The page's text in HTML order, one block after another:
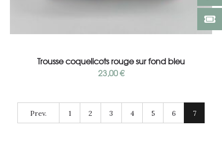
Trousse coquelicots rouge sur fond bleu
23,00€
Prev. 1 2 3 4 5 6 7